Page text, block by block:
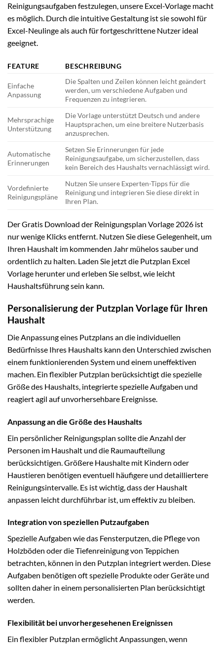
Reinigungsaufgaben festzulegen, unsere Excel-Vorlage macht
es möglich. Durch die intuitive Gestaltung ist sie sowohl für
Excel-Neulinge als auch für fortgeschrittene Nutzer ideal
geeignet.
FEATURE BESCHREIBUNG
Einfache
Anpassung
Die Spalten und Zeilen können leicht geändert
werden, um verschiedene Aufgaben und
Frequenzen zu integrieren.
Mehrsprachige
Unterstützung
Die Vorlage unterstützt Deutsch und andere
Hauptsprachen, um eine breitere Nutzerbasis
anzusprechen.
Automatische
Erinnerungen
Setzen Sie Erinnerungen für jede
Reinigungsaufgabe, um sicherzustellen, dass
kein Bereich des Haushalts vernachlässigt wird.
Vordefinierte
Reinigungspläne
Nutzen Sie unsere Experten-Tipps für die
Reinigung und integrieren Sie diese direkt in
Ihren Plan.
Der Gratis Download der Reinigungsplan Vorlage 2026 ist
nur wenige Klicks entfernt. Nutzen Sie diese Gelegenheit, um
Ihren Haushalt im kommenden Jahr mühelos sauber und
ordentlich zu halten. Laden Sie jetzt die Putzplan Excel
Vorlage herunter und erleben Sie selbst, wie leicht
Haushaltsführung sein kann.
Personalisierung der Putzplan Vorlage für Ihren
Haushalt
Die Anpassung eines Putzplans an die individuellen
Bedürfnisse Ihres Haushalts kann den Unterschied zwischen
einem funktionierenden System und einem uneffektiven
machen. Ein flexibler Putzplan berücksichtigt die spezielle
Größe des Haushalts, integrierte spezielle Aufgaben und
reagiert agil auf unvorhersehbare Ereignisse.
Anpassung an die Größe des Haushalts
Ein persönlicher Reinigungsplan sollte die Anzahl der
Personen im Haushalt und die Raumaufteilung
berücksichtigen. Größere Haushalte mit Kindern oder
Haustieren benötigen eventuell häufigere und detailliertere
Reinigungsintervalle. Es ist wichtig, dass der Haushalt
anpassen leicht durchführbar ist, um effektiv zu bleiben.
Integration von speziellen Putzaufgaben
Spezielle Aufgaben wie das Fensterputzen, die Pflege von
Holzböden oder die Tiefenreinigung von Teppichen
betrachten, können in den Putzplan integriert werden. Diese
Aufgaben benötigen oft spezielle Produkte oder Geräte und
sollten daher in einem personalisierten Plan berücksichtigt
werden.
Flexibilität bei unvorhergesehenen Ereignissen
Ein flexibler Putzplan ermöglicht Anpassungen, wenn